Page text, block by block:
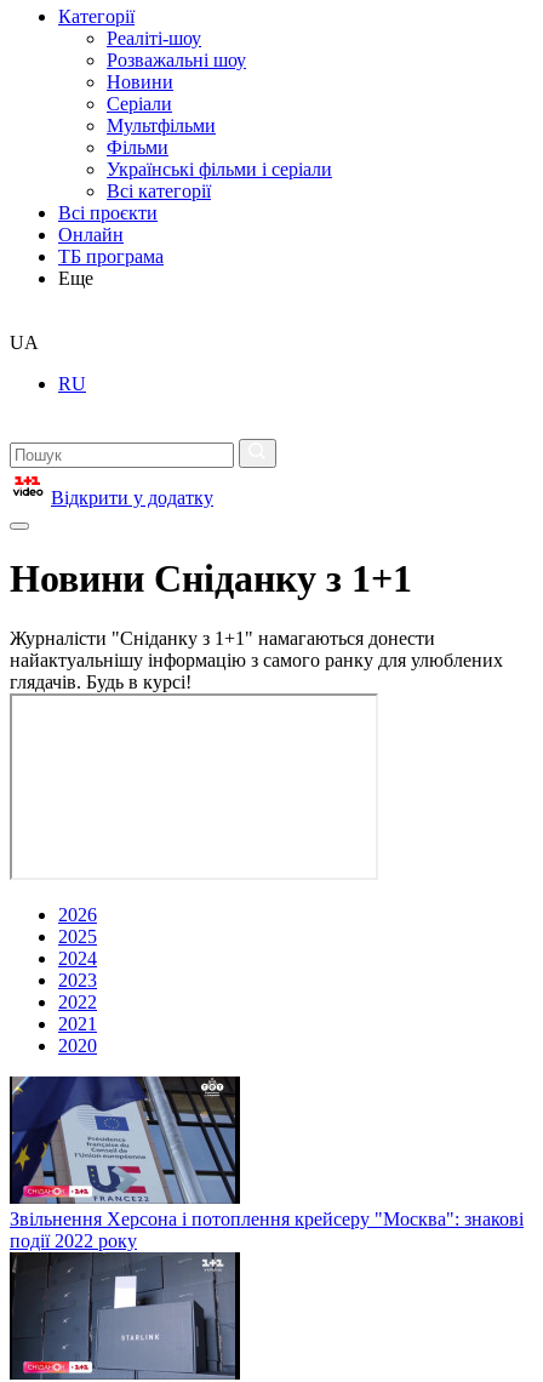
Категорії
Реаліті-шоу
Розважальні шоу
Новини
Серіали
Мультфільми
Фільми
Українські фільми і серіали
Всі категорії
Всі проєкти
Онлайн
ТБ програма
Еще
UA
RU
Відкрити у додатку
Новини Сніданку з 1+1
Журналісти "Сніданку з 1+1" намагаються донести
найактуальнішу інформацію з самого ранку для улюблених
глядачів. Будь в курсі!
2026
2025
2024
2023
2022
2021
2020
Звільнення Херсона і потоплення крейсеру "Москва": знакові
події 2022 року